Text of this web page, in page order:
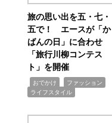
旅の思い出を五・七・
五で！ エースが「か
ばんの日」に合わせ
「旅行川柳コンテス
ト」を開催
おでかけ ファッション
ライフスタイル